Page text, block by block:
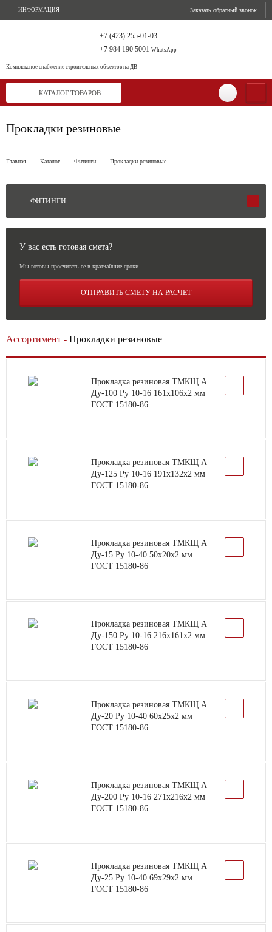
ИНФОРМАЦИЯ Заказать обратный звонок
Комплексное снабжение строительных объектов на ДВ
+7 (423) 255-01-03
+7 984 190 5001 WhatsApp
КАТАЛОГ ТОВАРОВ
Прокладки резиновые
Главная Каталог Фитинги Прокладки резиновые
ФИТИНГИ
У вас есть готовая смета?
Мы готовы просчитать ее в кратчайшие сроки.
ОТПРАВИТЬ СМЕТУ НА РАСЧЕТ
Ассортимент - Прокладки резиновые
Прокладка резиновая ТМКЩ А
Ду-100 Ру 10-16 161х106х2 мм
ГОСТ 15180-86
Прокладка резиновая ТМКЩ А
Ду-125 Ру 10-16 191х132х2 мм
ГОСТ 15180-86
Прокладка резиновая ТМКЩ А
Ду-15 Ру 10-40 50х20х2 мм
ГОСТ 15180-86
Прокладка резиновая ТМКЩ А
Ду-150 Ру 10-16 216х161х2 мм
ГОСТ 15180-86
Прокладка резиновая ТМКЩ А
Ду-20 Ру 10-40 60х25х2 мм
ГОСТ 15180-86
Прокладка резиновая ТМКЩ А
Ду-200 Ру 10-16 271х216х2 мм
ГОСТ 15180-86
Прокладка резиновая ТМКЩ А
Ду-25 Ру 10-40 69х29х2 мм
ГОСТ 15180-86